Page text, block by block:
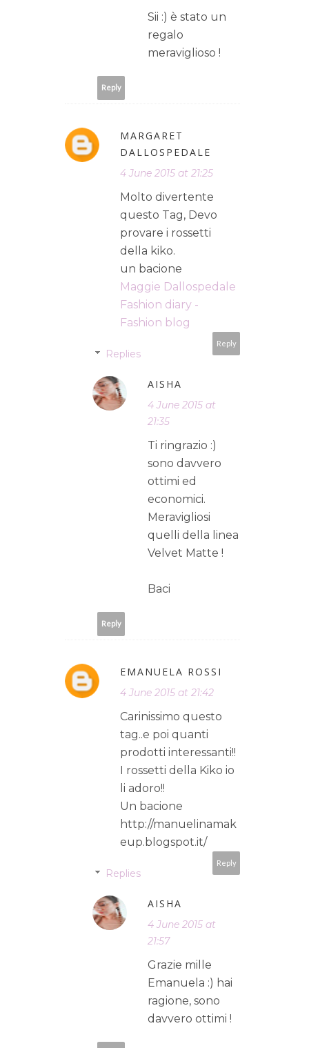
Sii :) è stato un
regalo
meraviglioso !
Reply
MARGARET
DALLOSPEDALE
4 June 2015 at 21:25
Molto divertente
questo Tag, Devo
provare i rossetti
della kiko.
un bacione
Maggie Dallospedale
Fashion diary -
Fashion blog
Reply
Replies
AISHA
4 June 2015 at
21:35
Ti ringrazio :)
sono davvero
ottimi ed
economici.
Meravigliosi
quelli della linea
Velvet Matte !
Baci
Reply
EMANUELA ROSSI
4 June 2015 at 21:42
Carinissimo questo
tag..e poi quanti
prodotti interessanti!!
I rossetti della Kiko io
li adoro!!
Un bacione
http://manuelinamak
eup.blogspot.it/
Reply
Replies
AISHA
4 June 2015 at
21:57
Grazie mille
Emanuela :) hai
ragione, sono
davvero ottimi !